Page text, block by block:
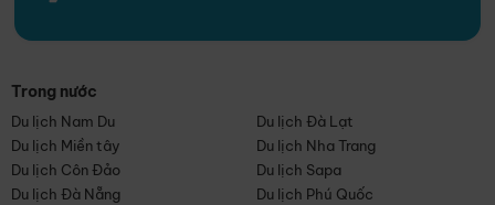
Trong nước
Du lịch Nam Du
Du lịch Đà Lạt
Du lịch Miền tây
Du lịch Nha Trang
Du lịch Côn Đảo
Du lịch Sapa
Du lịch Đà Nẵng
Du lịch Phú Quốc